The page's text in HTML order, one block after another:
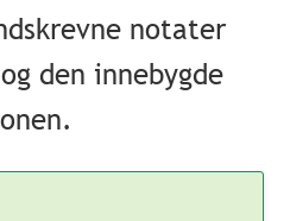
notater
og den innebygde